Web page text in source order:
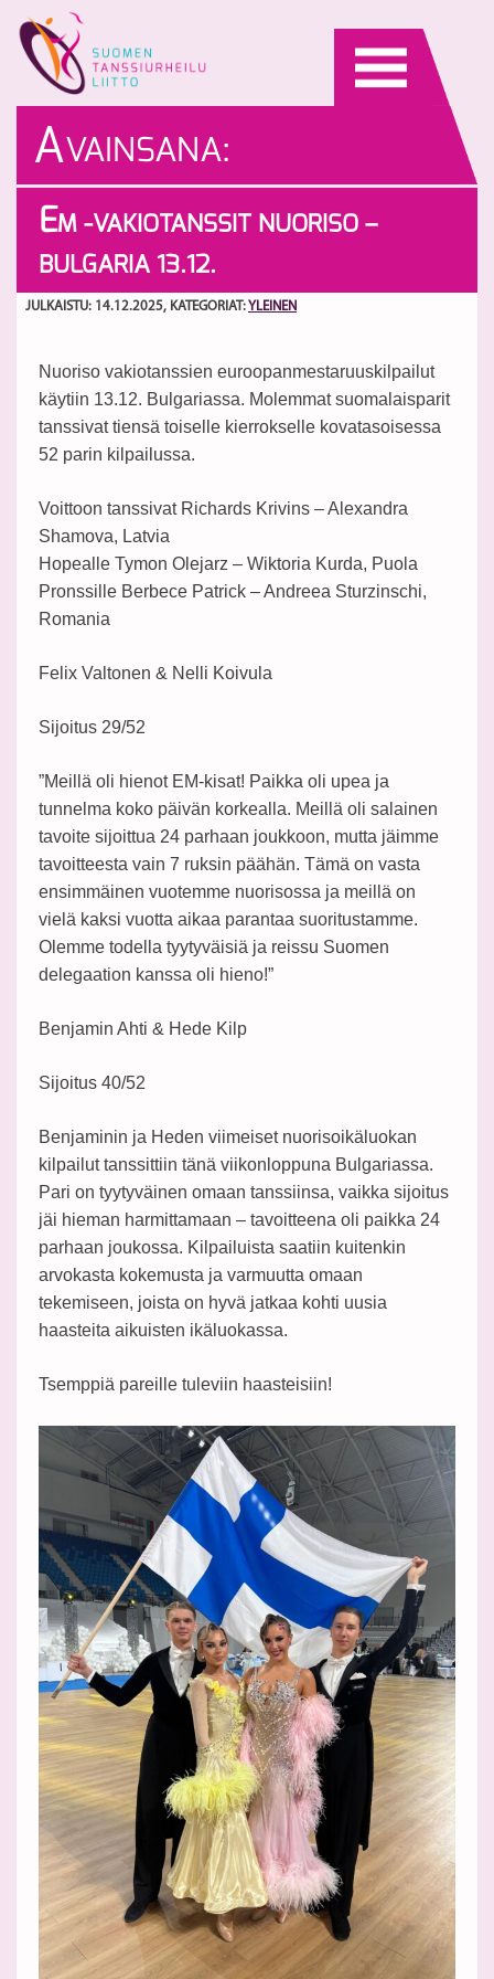
content
AVAINSANA:
EUROOPANMESTARUUS
EM -VAKIOTANSSIT NUORISO –
BULGARIA 13.12.
JULKAISTU: 14.12.2025, KATEGORIAT: YLEINEN
Nuoriso vakiotanssien euroopanmestaruuskilpailut
käytiin 13.12. Bulgariassa. Molemmat suomalaisparit
tanssivat tiensä toiselle kierrokselle kovatasoisessa
52 parin kilpailussa.
Voittoon tanssivat Richards Krivins – Alexandra
Shamova, Latvia
Hopealle Tymon Olejarz – Wiktoria Kurda, Puola
Pronssille Berbece Patrick – Andreea Sturzinschi,
Romania
Felix Valtonen & Nelli Koivula
Sijoitus 29/52
”Meillä oli hienot EM-kisat! Paikka oli upea ja
tunnelma koko päivän korkealla. Meillä oli salainen
tavoite sijoittua 24 parhaan joukkoon, mutta jäimme
tavoitteesta vain 7 ruksin päähän. Tämä on vasta
ensimmäinen vuotemme nuorisossa ja meillä on
vielä kaksi vuotta aikaa parantaa suoritustamme.
Olemme todella tyytyväisiä ja reissu Suomen
delegaation kanssa oli hieno!”
Benjamin Ahti & Hede Kilp
Sijoitus 40/52
Benjaminin ja Heden viimeiset nuorisoikäluokan
kilpailut tanssittiin tänä viikonloppuna Bulgariassa.
Pari on tyytyväinen omaan tanssiinsa, vaikka sijoitus
jäi hieman harmittamaan – tavoitteena oli paikka 24
parhaan joukossa. Kilpailuista saatiin kuitenkin
arvokasta kokemusta ja varmuutta omaan
tekemiseen, joista on hyvä jatkaa kohti uusia
haasteita aikuisten ikäluokassa.
Tsemppiä pareille tuleviin haasteisiin!